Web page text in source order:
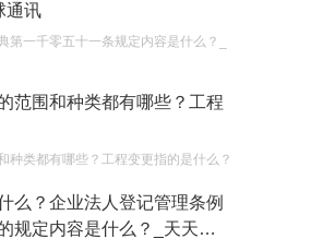
通讯
第一千零五十一条规定内容是什么？_
范围和种类都有哪些？工程
种类都有哪些？工程变更指的是什么？
么？企业法人登记管理条例
规定内容是什么？_天天精